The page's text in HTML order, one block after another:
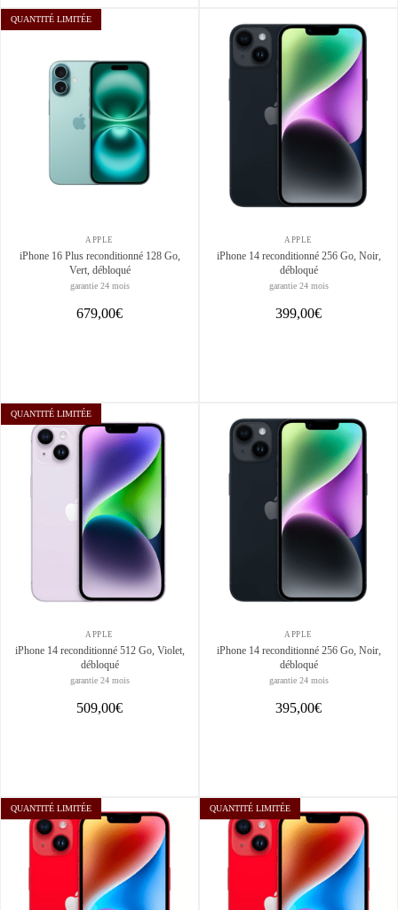
QUANTITÉ LIMITÉE
APPLE
iPhone 16 Plus reconditionné 128 Go,
Vert, débloqué
garantie 24 mois
679,00€
APPLE
iPhone 14 reconditionné 256 Go, Noir,
débloqué
garantie 24 mois
399,00€
QUANTITÉ LIMITÉE
APPLE
iPhone 14 reconditionné 512 Go, Violet,
débloqué
garantie 24 mois
509,00€
APPLE
iPhone 14 reconditionné 256 Go, Noir,
débloqué
garantie 24 mois
395,00€
QUANTITÉ LIMITÉE QUANTITÉ LIMITÉE